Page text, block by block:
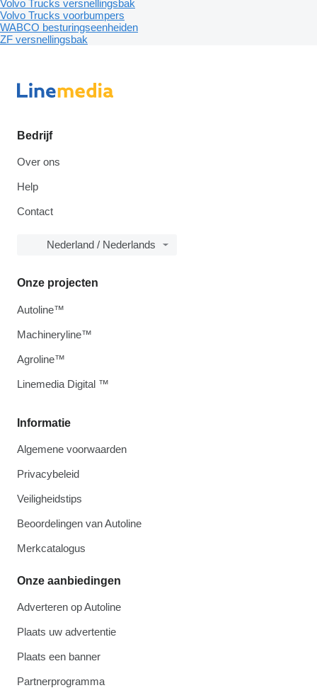
Volvo Trucks versnellingsbak
Volvo Trucks voorbumpers
WABCO besturingseenheiden
ZF versnellingsbak
Bedrijf
Over ons
Help
Contact
Nederland / Nederlands
Informatie
Algemene voorwaarden
Privacybeleid
Veiligheidstips
Beoordelingen van Autoline
Merkcatalogus
Onze aanbiedingen
Adverteren op Autoline
Plaats uw advertentie
Plaats een banner
Partnerprogramma
Onze projecten
Autoline™
Machineryline™
Agroline™
Linemedia Digital ™